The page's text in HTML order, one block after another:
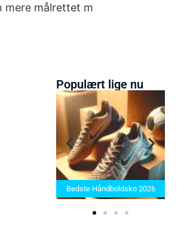
mere målrettet m
Populært lige nu
2025 –
her!
Bedste Håndboldsko 2026